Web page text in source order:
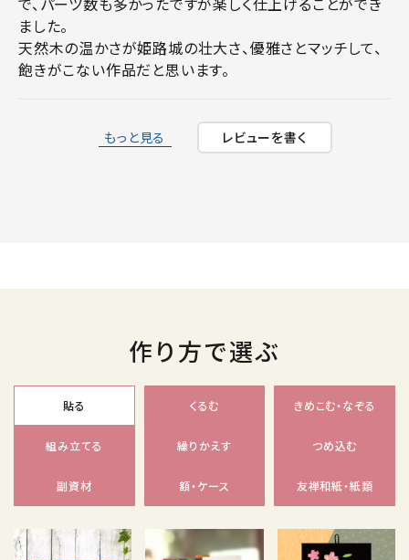
ました。
天然木の温かさが姫路城の壮大さ、優雅さとマッチして、
もっと見る レビューを書く
作り方で選ぶ
貼る くるむ きめこむ・なぞる
組み立てる 繰りかえす つめ込む
副資材 額・ケース 友禅和紙・紙類